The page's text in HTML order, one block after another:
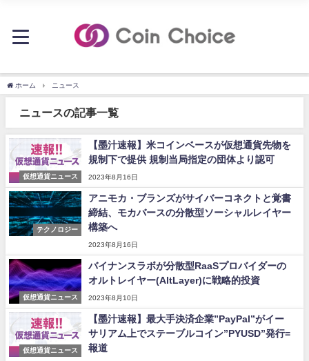
ホーム ニュース
ニュースの記事一覧
仮想通貨ニュース
【墨汁速報】米コインベースが仮想通貨先物を
規制下で提供 規制当局指定の団体より認可
2023年8月16日
テクノロジー
アニモカ・ブランズがサイバーコネクトと覚書
締結、モカバースの分散型ソーシャルレイヤー
構築へ
2023年8月16日
仮想通貨ニュース
バイナンスラボが分散型RaaSプロバイダーの
オルトレイヤー(AltLayer)に戦略的投資
2023年8月10日
仮想通貨ニュース
【墨汁速報】最大手決済企業”PayPal”がイー
サリアム上でステーブルコイン”PYUSD”発行=
報道